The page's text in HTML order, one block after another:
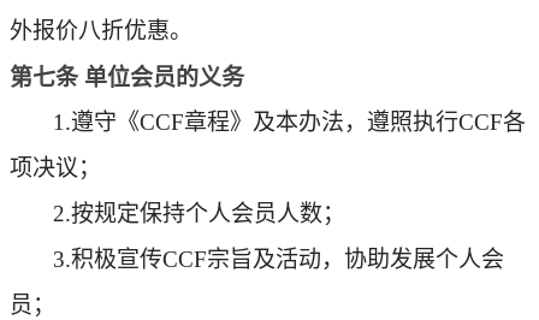
外报价八折优惠。
第七条 单位会员的义务
1.遵守《CCF章程》及本办法， 遵照执行CCF各
项决议；
2.按规定保持个人会员人数；
3.积极宣传CCF宗旨及活动，协助发展个人会
员；